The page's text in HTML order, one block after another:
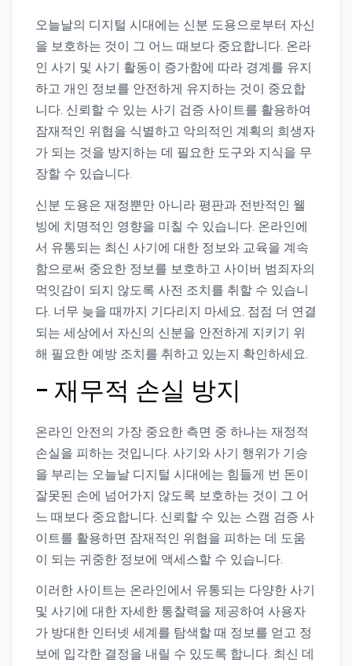
오늘날의 디지털 시대에는 신분 도용으로부터 자신
을 보호하는 것이 그 어느 때보다 중요합니다. 온라
인 사기 및 사기 활동이 증가함에 따라 경계를 유지
하고 개인 정보를 안전하게 유지하는 것이 중요합
니다. 신뢰할 수 있는 사기 검증 사이트를 활용하여
잠재적인 위협을 식별하고 악의적인 계획의 희생자
가 되는 것을 방지하는 데 필요한 도구와 지식을 무
장할 수 있습니다.
신분 도용은 재정뿐만 아니라 평판과 전반적인 웰
빙에 치명적인 영향을 미칠 수 있습니다. 온라인에
서 유통되는 최신 사기에 대한 정보와 교육을 계속
함으로써 중요한 정보를 보호하고 사이버 범죄자의
먹잇감이 되지 않도록 사전 조치를 취할 수 있습니
다. 너무 늦을 때까지 기다리지 마세요. 점점 더 연결
되는 세상에서 자신의 신분을 안전하게 지키기 위
해 필요한 예방 조치를 취하고 있는지 확인하세요.
– 재무적 손실 방지
온라인 안전의 가장 중요한 측면 중 하나는 재정적
손실을 피하는 것입니다. 사기와 사기 행위가 기승
을 부리는 오늘날 디지털 시대에는 힘들게 번 돈이
잘못된 손에 넘어가지 않도록 보호하는 것이 그 어
느 때보다 중요합니다. 신뢰할 수 있는 스캠 검증 사
이트를 활용하면 잠재적인 위협을 피하는 데 도움
이 되는 귀중한 정보에 액세스할 수 있습니다.
이러한 사이트는 온라인에서 유통되는 다양한 사기
및 사기에 대한 자세한 통찰력을 제공하여 사용자
가 방대한 인터넷 세계를 탐색할 때 정보를 얻고 정
보에 입각한 결정을 내릴 수 있도록 합니다. 최신 데